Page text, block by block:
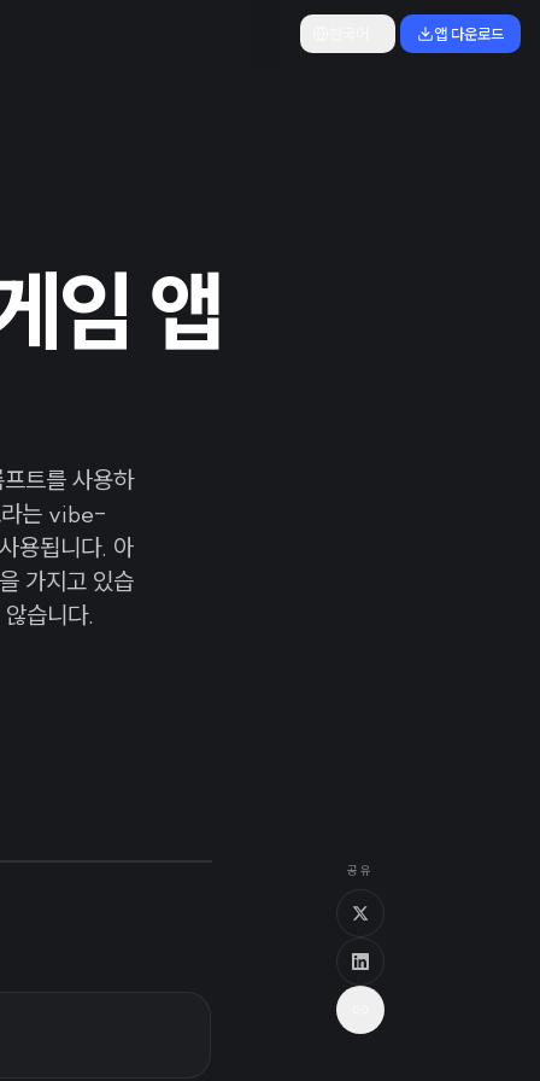
앱 다운로드
임 앱
트를 사용하
라는 vibe-
용됩니다. 아
가지고 있습
습니다.
공유